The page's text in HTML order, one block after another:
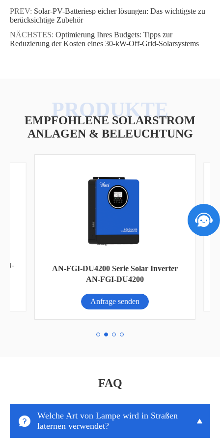
PREV: Solar-PV-Batteriesp eicher lösungen: Das wichtigste zu
berücksichtige Zubehör
NÄCHSTES: Optimierung Ihres Budgets: Tipps zur
Reduzierung der Kosten eines 30-kW-Off-Grid-Solarsystems
EMPFOHLENE SOLARSTROM
ANLAGEN & BELEUCHTUNG
AN-FGI-DU4200 Serie Solar Inverter
AN-FGI-DU4200
Anfrage senden
FAQ

Welche Art von Lampe wird in Straßen
laternen verwendet?
